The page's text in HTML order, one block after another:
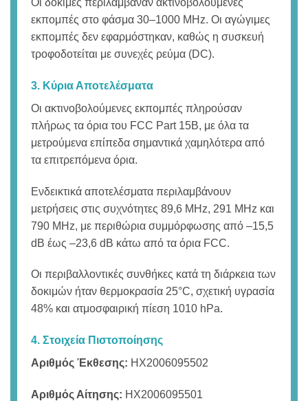
Οι δοκιμές περιλάμβαναν ακτινοβολούμενες
εκπομπές στο φάσμα 30–1000 MHz. Οι αγώγιμες
εκπομπές δεν εφαρμόστηκαν, καθώς η συσκευή
τροφοδοτείται με συνεχές ρεύμα (DC).
3. Κύρια Αποτελέσματα
Οι ακτινοβολούμενες εκπομπές πληρούσαν
πλήρως τα όρια του FCC Part 15B, με όλα τα
μετρούμενα επίπεδα σημαντικά χαμηλότερα από
τα επιτρεπόμενα όρια.
Ενδεικτικά αποτελέσματα περιλαμβάνουν
μετρήσεις στις συχνότητες 89,6 MHz, 291 MHz και
790 MHz, με περιθώρια συμμόρφωσης από –15,5
dB έως –23,6 dB κάτω από τα όρια FCC.
Οι περιβαλλοντικές συνθήκες κατά τη διάρκεια των
δοκιμών ήταν θερμοκρασία 25°C, σχετική υγρασία
48% και ατμοσφαιρική πίεση 1010 hPa.
4. Στοιχεία Πιστοποίησης
Αριθμός Έκθεσης: HX2006095502
Αριθμός Αίτησης: HX2006095501